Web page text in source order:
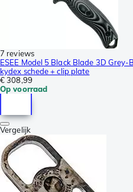
7 reviews
ESEE Model 5 Black Blade 3D
kydex schede + clip plate
€ 308,99
Op voorraad
Vergelijk